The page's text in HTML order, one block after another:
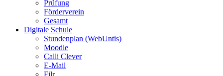
Prüfung
Förderverein
Gesamt
Digitale Schule
Stundenplan (WebUntis)
Moodle
Calli Clever
E-Mail